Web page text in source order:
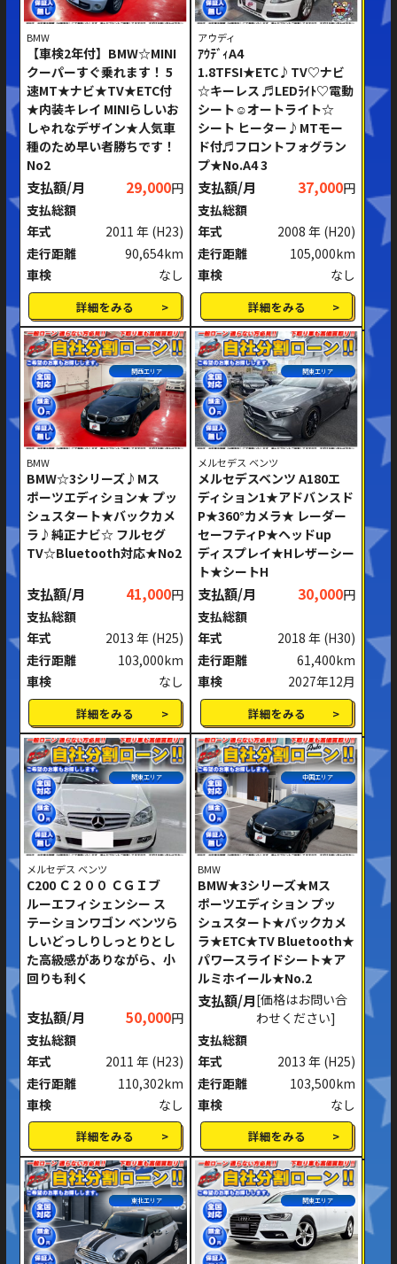
修復歴あり
ミッション
AT
MT
ハンドル
右ハンドル 左ハンドル
閉じる
BMW
【車検2年付】BMW☆MINI
クーパーすぐ乗れます！ 5
速MT★ナビ★TV★ETC付
★内装キレイ MINIらしいお
しゃれなデザイン★人気車
種のため早い者勝ちです！
No2
支払額/月 29,000円
支払総額
年式
2011 年 (H23)
走行距離
90,654km
車検
なし
詳細をみる
アウディ
ｱｳﾃﾞｨA4
1.8TFSI★ETC♪TV♡ナビ
☆キーレス ♬LEDﾗｲﾄ♡電動
シート☺オートライト☆
シート ヒーター♪MTモー
ド付♬フロントフォグラン
プ★No.A4 3
支払額/月 37,000円
支払総額
年式
2008 年 (H20)
走行距離
105,000km
車検
なし
詳細をみる
関西エリア
BMW
BMW☆3シリーズ♪Mス
ポーツエディション★ プッ
シュスタート★バックカメ
ラ♪純正ナビ☆ フルセグ
TV☆Bluetooth対応★No2
支払額/月 41,000円
支払総額
年式
2013 年 (H25)
走行距離
103,000km
車検
なし
詳細をみる
関東エリア
メルセデス ベンツ
メルセデスベンツ A180エ
ディション1★アドバンスド
P★360°カメラ★ レーダー
セーフティP★ヘッドup
ディスプレイ★Hレザーシー
ト★シートH
支払額/月 30,000円
支払総額
年式
2018 年 (H30)
走行距離
61,400km
車検
2027年12月
詳細をみる
関東エリア
メルセデス ベンツ
C200 Ｃ２００ ＣＧＩブ
ルーエフィシェンシー ス
テーションワゴン ベンツら
しいどっしりしっとりとし
た高級感がありながら、小
回りも利く
支払額/月 50,000円
支払総額
年式
2011 年 (H23)
走行距離
110,302km
車検
なし
詳細をみる
中国エリア
BMW
BMW★3シリーズ★Mス
ポーツエディション プッ
シュスタート★バックカメ
ラ★ETC★TV Bluetooth★
パワースライドシート★ア
ルミホイール★No.2
支払額/月[価格はお問い合
わせください]
支払総額
年式
2013 年 (H25)
走行距離
103,500km
車検
なし
詳細をみる
東北エリア 関東エリア